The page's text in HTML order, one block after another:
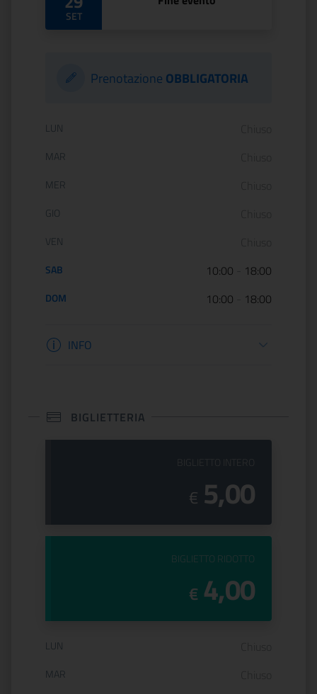
SET
Prenotazione OBBLIGATORIA
Orario di apertura:
LUN
MAR
MER
GIO
VEN
SAB 10:00 18:00
DOM 10:00 18:00
Informazioni apertura
INFO
BIGLIETTERIA
€ 5,00
PREZZO DEL
BIGLIETTO RIDOTTO
€ 4,00
Orario di apertura:
LUN
MAR